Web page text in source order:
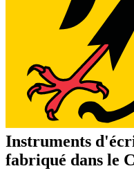
Instruments
fabriqué dans le